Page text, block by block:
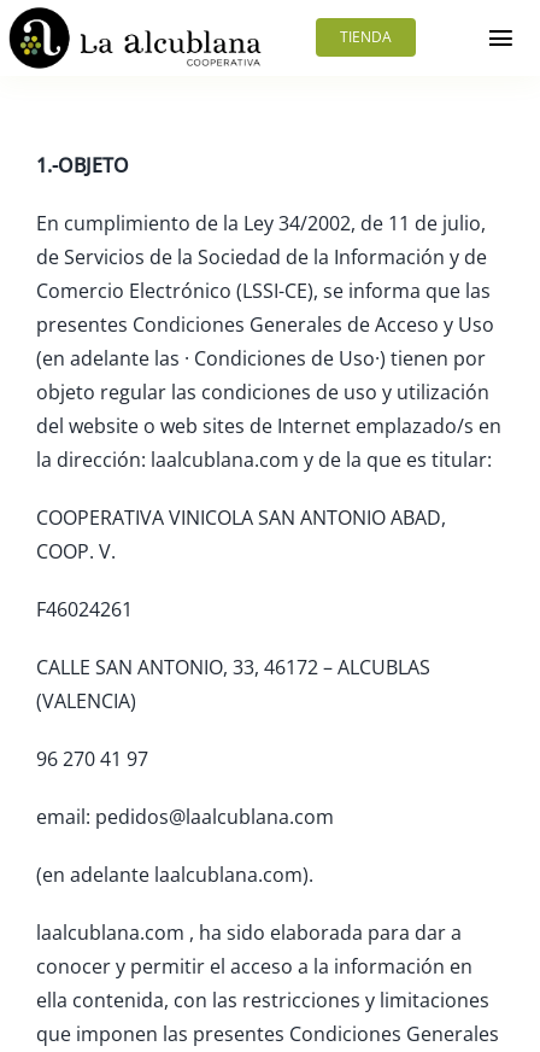
Saltar
al
TIENDA
Productos
SERVICIOS
Blog noticias
Contacto
1.-OBJETO
En cumplimiento de la Ley 34/2002, de 11 de julio,
de Servicios de la Sociedad de la Información y de
Comercio Electrónico (LSSI-CE), se informa que las
presentes Condiciones Generales de Acceso y Uso
(en adelante las · Condiciones de Uso·) tienen por
objeto regular las condiciones de uso y utilización
del website o web sites de Internet emplazado/s en
la dirección: laalcublana.com y de la que es titular:
COOPERATIVA VINICOLA SAN ANTONIO ABAD,
COOP. V.
F46024261
CALLE SAN ANTONIO, 33, 46172 – ALCUBLAS
(VALENCIA)
96 270 41 97
email: pedidos@laalcublana.com
(en adelante laalcublana.com).
laalcublana.com , ha sido elaborada para dar a
conocer y permitir el acceso a la información en
ella contenida, con las restricciones y limitaciones
que imponen las presentes Condiciones Generales